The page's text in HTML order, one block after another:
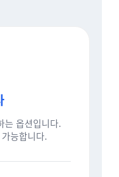
는 옵션입니다.
능합니다.